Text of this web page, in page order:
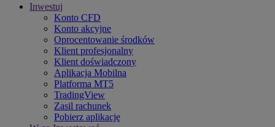
Inwestuj
Konto CFD
Konto akcyjne
Oprocentowanie środków
Klient profesjonalny
Klient doświadczony
Aplikacja Mobilna
Platforma MT5
TradingView
Zasil rachunek
Pobierz aplikację